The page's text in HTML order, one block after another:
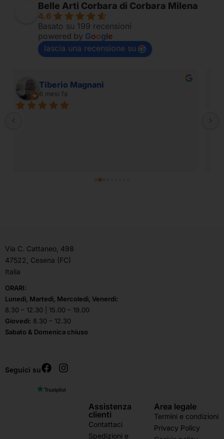
Belle Arti Corbara di Corbara Milena
4.6
Basato su 199 recensioni
powered by Google
lascia una recensione su
massimo vignoli
7 mesi fa
Via C. Cattaneo, 498
47522, Cesena (FC)
Italia
ORARI:
Lunedì, Martedì, Mercoledì, Venerdì:
8.30 – 12.30 | 15.00 – 19.00
Giovedì: 8.30 – 12.30
Sabato & Domenica chiuso
Seguici su
Assistenza
clienti
Contattaci
Spedizioni e
Area legale
Termini e condizioni
Privacy Policy